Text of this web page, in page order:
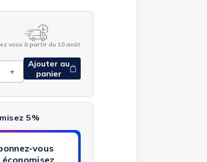
vous à partir du 10 août
Ajouter au
panier
5%
vous